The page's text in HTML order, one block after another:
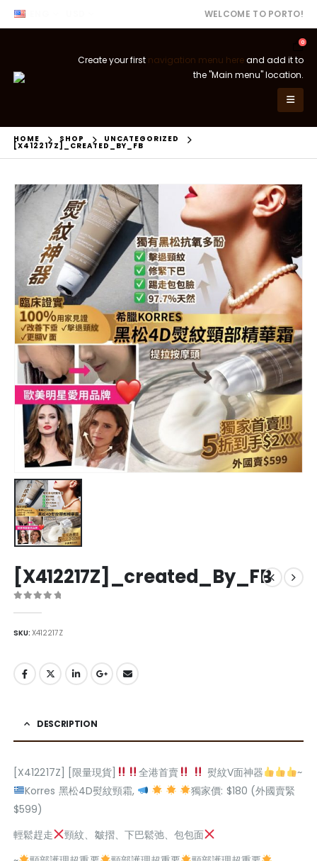
WELCOME TO PORTO!
0
Create your first navigation menu hereand add it to
the "Main menu" location.
HOME SHOP UNCATEGORIZED
[X412217Z]_CREATED_BY_FB
[X412217Z]_created_By_FB
SKU:X412217Z
DESCRIPTION
[X412217Z] [限量現貨] 全港首賣 熨紋V面神器
~
Korres 黑松4D熨紋頸霜,
獨家價: $180 (外國賣緊
$599)
輕鬆趕走
頸紋、皺摺、下巴鬆弛、包包面